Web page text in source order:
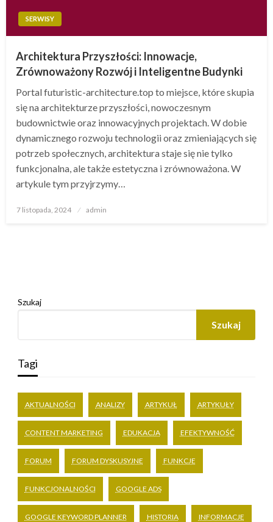
SERWISY
Architektura Przyszłości: Innowacje,
Zrównoważony Rozwój i Inteligentne Budynki
Portal futuristic-architecture.top to miejsce, które skupia
się na architekturze przyszłości, nowoczesnym
budownictwie oraz innowacyjnych projektach. W dobie
dynamicznego rozwoju technologii oraz zmieniających się
potrzeb społecznych, architektura staje się nie tylko
funkcjonalna, ale także estetyczna i zrównoważona. W
artykule tym przyjrzymy…
Opublikowane
7 listopada, 2024 admin
Szukaj
Szukaj
Tagi
AKTUALNOŚCI ANALIZY ARTYKUŁ ARTYKUŁY
CONTENT MARKETING EDUKACJA EFEKTYWNOŚĆ
FORUM FORUM DYSKUSYJNE FUNKCJE
FUNKCJONALNOŚCI GOOGLE ADS
GOOGLE KEYWORD PLANNER HISTORIA INFORMACJE